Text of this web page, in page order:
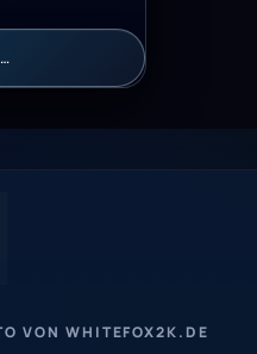
VON WHITEFOX2K.DE